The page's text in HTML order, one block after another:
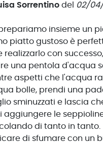
Sorrentinodel 02/04/
insieme un
piatto gustoso è
realizzarlo con
una pentola d'acqua
aspetti che l'acqua
bolle, prendi una
sminuzzati e lascia
aggiungere le
di tanto in tanto.
di sfumare con un